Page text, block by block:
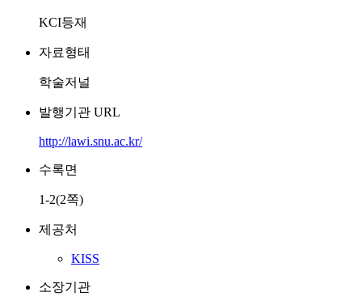
KCI등재
자료형태
학술저널
발행기관 URL
http://lawi.snu.ac.kr/
수록면
1-2(2쪽)
제공처
KISS
소장기관